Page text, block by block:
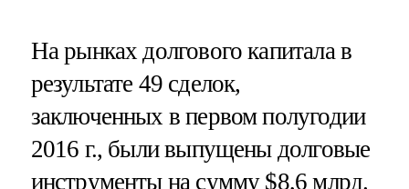
На рынках долгового капитала в
результате 49 сделок,
заключенных в первом полугодии
2016 г., были выпущены долговые
инструменты на сумму $8,6 млрд.